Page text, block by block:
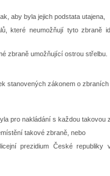
aby byla jejich podstata utajena,
které neumožňují tyto zbraně
zbraně umožňující ostrou střelbu.
stanovených zákonem o
pro nakládání s každou takovou
takové zbraně, nebo
prezidium České